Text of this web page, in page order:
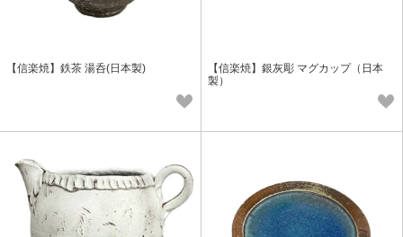
【信楽焼】鉄茶 湯呑(日本製)
【信楽焼】銀灰彫 マグカップ（日本
製）